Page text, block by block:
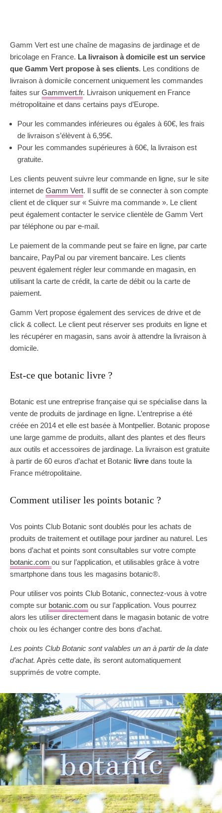
Gamm Vert est une chaîne de magasins de jardinage et de
bricolage en France. La livraison à domicile est un service
que Gamm Vert propose à ses clients. Les conditions de
livraison à domicile concernent uniquement les commandes
faites sur Gammvert.fr. Livraison uniquement en France
métropolitaine et dans certains pays d’Europe.
Pour les commandes inférieures ou égales à 60€, les frais
de livraison s’élèvent à 6,95€.
Pour les commandes supérieures à 60€, la livraison est
gratuite.
Les clients peuvent suivre leur commande en ligne, sur le site
internet de Gamm Vert. Il suffit de se connecter à son compte
client et de cliquer sur « Suivre ma commande ». Le client
peut également contacter le service clientèle de Gamm Vert
par téléphone ou par e-mail.
Le paiement de la commande peut se faire en ligne, par carte
bancaire, PayPal ou par virement bancaire. Les clients
peuvent également régler leur commande en magasin, en
utilisant la carte de crédit, la carte de débit ou la carte de
paiement.
Gamm Vert propose également des services de drive et de
click & collect. Le client peut réserver ses produits en ligne et
les récupérer en magasin, sans avoir à attendre la livraison à
domicile.
Est-ce que botanic livre ?
Botanic est une entreprise française qui se spécialise dans la
vente de produits de jardinage en ligne. L’entreprise a été
créée en 2014 et elle est basée à Montpellier. Botanic propose
une large gamme de produits, allant des plantes et des fleurs
aux outils et accessoires de jardinage. La livraison est gratuite
à partir de 60 euros d’achat et Botanic livre dans toute la
France métropolitaine.
Comment utiliser les points botanic ?
Vos points Club Botanic sont doublés pour les achats de
produits de traitement et outillage pour jardiner au naturel. Les
bons d’achat et points sont consultables sur votre compte
botanic.com ou sur l’application, et utilisables grâce à votre
smartphone dans tous les magasins botanic®.
Pour utiliser vos points Club Botanic, connectez-vous à votre
compte sur botanic.com ou sur l’application. Vous pourrez
alors les utiliser directement dans le magasin botanic de votre
choix ou les échanger contre des bons d’achat.
Les points Club Botanic sont valables un an à partir de la date
d’achat. Après cette date, ils seront automatiquement
supprimés de votre compte.